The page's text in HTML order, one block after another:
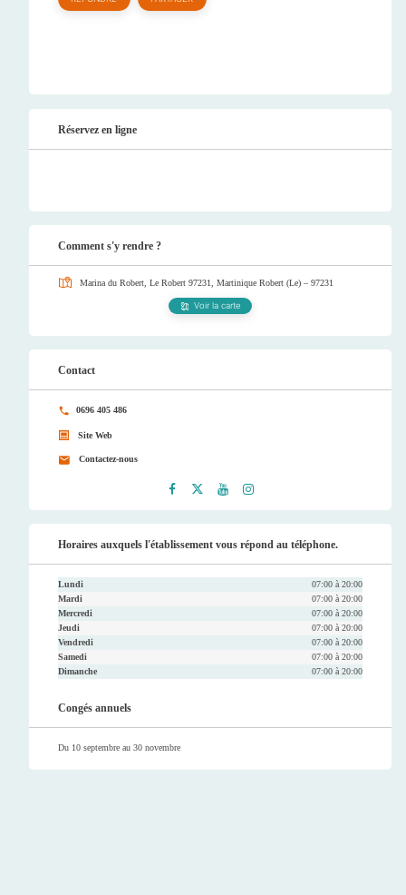
Réservez en ligne
Comment s'y rendre ?
Marina du Robert, Le Robert 97231, Martinique Robert (Le) – 97231
Voir la carte
Contact
0696 405 486
Site Web
Contactez-nous
ook
er
be
ram
Horaires auxquels l'établissement vous répond au téléphone.
Lundi
07:00 à 20:00
Mardi
07:00 à 20:00
Mercredi
07:00 à 20:00
Jeudi
07:00 à 20:00
Vendredi
07:00 à 20:00
Samedi
07:00 à 20:00
Dimanche
07:00 à 20:00
Congés annuels
Du 10 septembre au 30 novembre